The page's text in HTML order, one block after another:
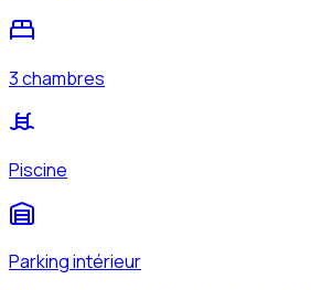
3 chambres
Piscine
Parking intérieur